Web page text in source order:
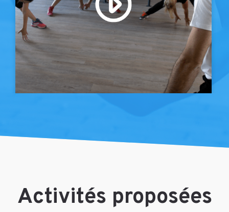
Activités proposées